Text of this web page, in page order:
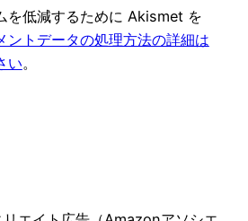
を低減するために Akismet を
ントデータの処理方法の詳細は
い。